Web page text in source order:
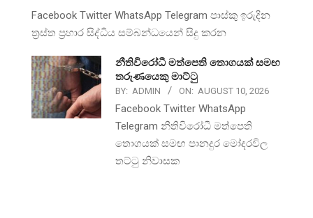
Facebook Twitter WhatsApp Telegram පාස්කු ඉරුදින
ත්‍රස්ත ප්‍රහාර සිද්ධිය සම්බන්ධයෙන් සිදු කරන
නීතිවිරෝධී මත්පෙති තොගයක් සමඟ
තරුණයෙකු මාට්ටු
BY: ADMIN ON: AUGUST 10, 2026
Facebook Twitter WhatsApp
Telegram නීතිවිරෝධී මත්පෙති
තොගයක් සමඟ පානදුර මෝදරවිල
තට්ටු නිවාසක